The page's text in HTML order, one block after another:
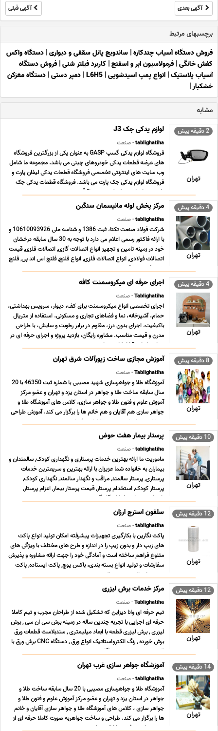
آگهی بعدی آگهی قبلی
برچسبهای مرتبط
فروش دستگاه آسیاب چندکاره| ساندویچ پانل سقفی و دیواری| دستگاه واکس
کفش خانگی| فرمولاسیون ابر و اسفنج| کاربرد فیلتر شنی| فروش دستگاه
آسیاب پلاستیک| انواع پمپ اسیدشویی|
L6H5
| دمپر دستی| دستگاه مغزکن
خشکبار|
مشابه
2 دقیقه پیش
تهران
لوازم یدکی جک J3
tablighatiha- صنعت
فروشگاه لوازم یدکی گسپ GASP به عنوان یکی از بزرگترین فروشگاه
های عرضه قطعات یدکی خودروهای چینی می باشد. مجموعه ما شامل
وب سایت های اینترنتی تخصصی فروشگاه قطعات یدکی لیفان پارت و
فروشگاه لوازم یدکی جک پارت می باشد. فروشگاه قطعات یدکی جک
پارت همراه با رشد تکنولوژی و متعاقباً سرعت ت ... ...
4 دقیقه پیش
تهران
مرکز پخش لوله مانیسمان سنگین
tablighatiha- صنعت
شرکت فولاد صنعت تکتا، ثبت 1386 و شناسه ملی 10610093926 و
با ارائه فاکتور رسمی اعلام می دارد با توجه به 30 سال سابقه درخشان
خود در زمینه تامین و تجهیز انواع اتصالات گازی, اتصالات فلزی, قیمت
اتصالات فولادی, انواع اتصالات فلزی, انواع فلنج, فلنج اس اند پی, فلنج
نفت, فلنج لوله آب, اتص ... ...
4 دقیقه پیش
تهران
اجرای حرفه ای میکروسمنت کافه
Tablighatiha- صنعت
اجرای تخصصی انواع میکروسمنت برای کف، دیوار، سرویس بهداشتی،
حمام، آشپزخانه، نما و فضاهای تجاری و مسکونی. استفاده از متریال
باکیفیت، اجرای بدون درز، مقاوم در برابر رطوبت و سایش، با طراحی
مدرن و قیمت مناسب. مشاوره رایگان، بازدید پروژه و اجرای حرفه ای در
سراسر ایران. آیا از کاشی های ... ...
8 دقیقه پیش
تهران
آموزش مجازی ساخت زیورآلات شرق تهران
Tablighatiha- صنعت
آموزشگاه طلا و جواهرسازی شهید مصیبی با شماره ثبت 46350 با 20
سال سابقه ساخت طلا و جواهر در استان یزد و تهران و عضو مرکز
آموزش علوم و فنون طلا و جواهر سازى، کلاس هاى آموزشگاه طلا و
جواهر سازى هم آقایان و هم خانم ها را برگزار می کند. آموزش طراحى
و ساخت جواهرات به صورت کاملا حرفه اى ... ...
10 دقیقه پیش
تهران
پرستار بیمار هفت حوض
tablighatiha- صنعت
ماموریت ما ارائه بهترین خدمات پرستاری و نگهداری کودک, سالمندان و
بیماران به خانواده شما عزیزان با ارائه بهترین و سریعترین خدمات
پرستاری, پرستار سالمند, مراقب و نگهدار سالمند, نگهداری کودک,
پرستار کودک, استخدام پرستار, قیمت پرستار بیمار, اعزام پرستار,
خدمات پرستاری خیابان گلبرگ, ش ... ...
12 دقیقه پیش
تهران
سلفون استرچ ارزان
tablighatiha- صنعت
پاکت نگارین با بکارگیری تجهیزات پیشرفته امکان تولید انواع پاکت
های زیپ دار و بدون زیپ را در اندازه و طرح های مختلف با ویژگی های
متنوع فراهم ساخته است و آمادگی خود را جهت ارائه مشاوره و پذیرش
سفارشات و تولید انواع بسته بندی، باکس پوچ, پاکت ایستاده, پاکت
پنجره دار, پاکت ترحیم, پاکت ... ...
12 دقیقه پیش
تهران
مرکز خدمات برش لیزری
Tablighatiha- صنعت
تیم حرفه ای وانا دیزاین که تشکیل شده از طراحان مجرب و تیم کاملا
حرفه ای اجرایی با تجربه چندین ساله در زمینه برش سی ان سی , برش
لیزری , برش لیزری قطعه با ابعاد میلیمتری , سندبلاست قطعات ورق
برش خورده , رنگ الکترواستاتیک انواع ورق , دستگاه CNC برش ورق با
اکسیژن ، هیدروژن و هواگاز , ... ...
14 دقیقه پیش
تهران
آموزشگاه جواهر سازی غرب تهران
tablighatiha- صنعت
آموزشگاه طلا و جواهرسازی مصیبی با 20 سال سابقه ساخت طلا و
جواهر در استان یزد و تهران و عضو مرکز آموزش علوم و فنون طلا و
جواهر سازى ، کلاس هاى آموزشگاه طلا و جواهر سازى آقایان و خانم
ها را برگزار می کند. طراحى و ساخت جواهربه صورت کاملا حرفه اى از
مبتدى تا پیشرفته و با ارائه مدرک د ... ...